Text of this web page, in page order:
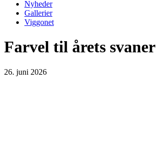
Nyheder
Gallerier
Viggonet
Farvel til årets svaner
26. juni 2026